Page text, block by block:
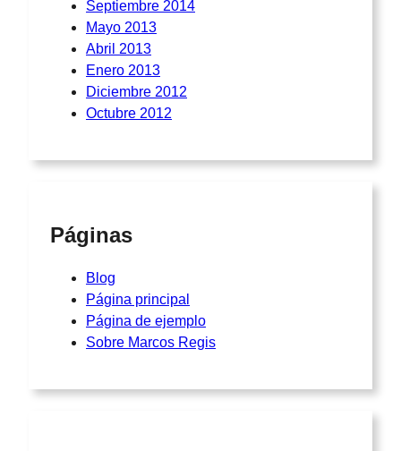
Septiembre 2014
Mayo 2013
Abril 2013
Enero 2013
Diciembre 2012
Octubre 2012
Páginas
Blog
Página principal
Página de ejemplo
Sobre Marcos Regis